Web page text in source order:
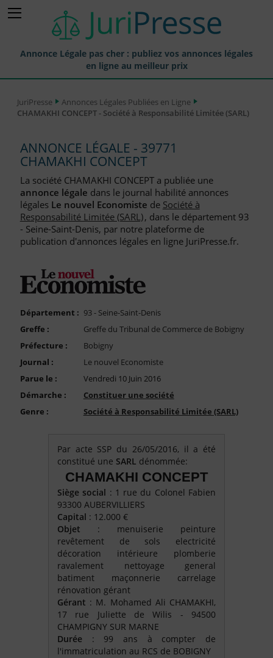
Annonce Légale pas cher : publiez vos annonces légales
en ligne au meilleur prix
Annonces Légales Publiées
Journaux Habilités (JAL) Annonces Légales
Départements pour la Publication d'Annonces Légales
Liste des Greffes
Liste des CCI
FAQ
Compte PRO
JuriPresse
Annonces Légales Publiées en Ligne
CHAMAKHI CONCEPT - Société à Responsabilité Limitée (SARL)
ANNONCE LÉGALE - 39771
CHAMAKHI CONCEPT
La société CHAMAKHI CONCEPT a publiée une
annonce légale dans le journal habilité annonces
légales Le nouvel Economiste de Société à
Responsabilité Limitée (SARL), dans le département 93
- Seine-Saint-Denis, par notre plateforme de
publication d'annonces légales en ligne JuriPresse.fr.
Département : 93 - Seine-Saint-Denis
Greffe :
Greffe du Tribunal de Commerce de Bobigny
Préfecture :
Bobigny
Journal :
Le nouvel Economiste
Parue le :
Vendredi 10 Juin 2016
Démarche :
Constituer une société
Genre :
Société à Responsabilité Limitée (SARL)
Par acte SSP du 26/05/2016, il a été
constitué une SARL dénommée:
CHAMAKHI CONCEPT
Siège social : 1 rue du Colonel Fabien
93300 AUBERVILLIERS
Capital : 12.000 €
Objet : menuiserie peinture
revêtement de sols electricité
décoration intérieure plomberie
ravalement nettoyage general
batiment maçonnerie carrelage
rénovation gérant
Gérant : M. Mohamed Ali CHAMAKHI,
17 rue Juliette de Wilis - 94500
CHAMPIGNY SUR MARNE
Durée : 99 ans à compter de
l'immatriculation au RCS de BOBIGNY